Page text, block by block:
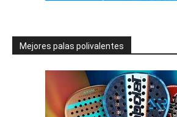
Mejores palas polivalentes